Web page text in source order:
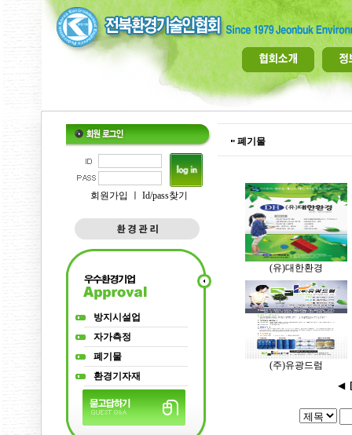
회원가입 Id/pass찾기
방지시설업
자가측정
폐기물
환경기자재
폐기물
(유)대한환경
(주)유광드럼
◀